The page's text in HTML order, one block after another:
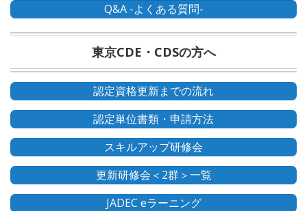
Q&A -よくある質問-
東京CDE・CDSの方へ
認定資格更新までの流れ
認定単位書類・申請方法
スキルアップ研修会
更新研修会＜2群＞一覧
JADEC eラーニング